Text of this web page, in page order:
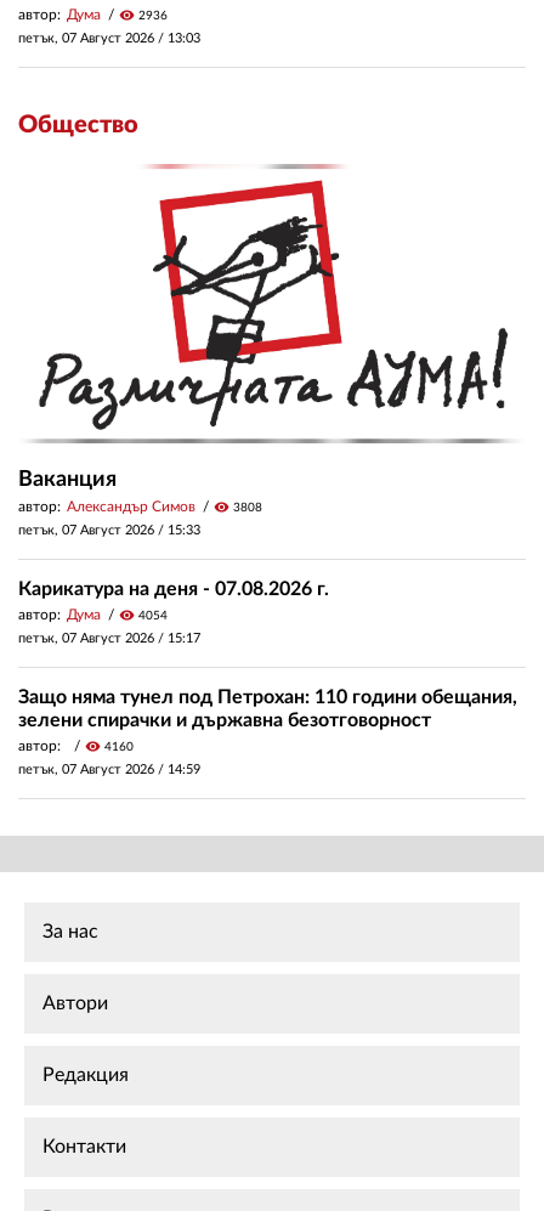
автор: Дума visibility 2936
петък, 07 Август 2026 / 13:03
Общество
Ваканция
автор: Александър Симов visibility 3808
петък, 07 Август 2026 / 15:33
Карикатура на деня - 07.08.2026 г.
автор: Дума visibility 4054
петък, 07 Август 2026 / 15:17
Защо няма тунел под Петрохан: 110 години обещания,
зелени спирачки и държавна безотговорност
автор: visibility 4160
петък, 07 Август 2026 / 14:59
За нас
Автори
Редакция
Контакти